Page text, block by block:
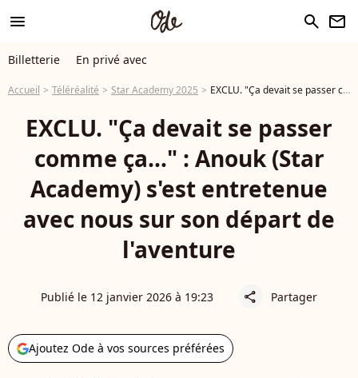
menu search newsletter
Billetterie En privé avec
Accueil Téléréalité Star Academy 2025 EXCLU. "Ça devait se passer comme ça…" : Anouk (Star Academy) s'est entretenue avec nous sur son départ de l'aventure
EXCLU. "Ça devait se passer
comme ça…" : Anouk (Star
Academy) s'est entretenue
avec nous sur son départ de
l'aventure
Publié le 12 janvier 2026 à 19:23 share Partager
Ajoutez Ode à vos sources préférées